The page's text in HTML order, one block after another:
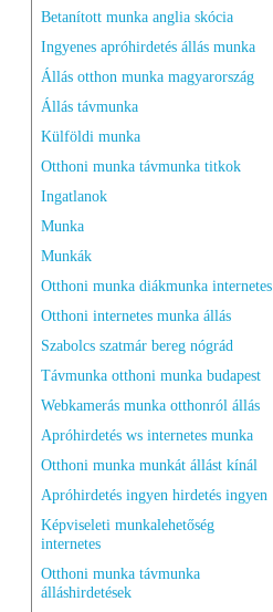
Betanított munka anglia skócia
Ingyenes apróhirdetés állás munka
Állás otthon munka magyarország
Állás távmunka
Külföldi munka
Otthoni munka távmunka titkok
Ingatlanok
Munka
Munkák
Otthoni munka diákmunka internetes
Otthoni internetes munka állás
Szabolcs szatmár bereg nógrád
Távmunka otthoni munka budapest
Webkamerás munka otthonról állás
Apróhirdetés ws internetes munka
Otthoni munka munkát állást kínál
Apróhirdetés ingyen hirdetés ingyen
Képviseleti munkalehetőség
internetes
Otthoni munka távmunka
álláshirdetések